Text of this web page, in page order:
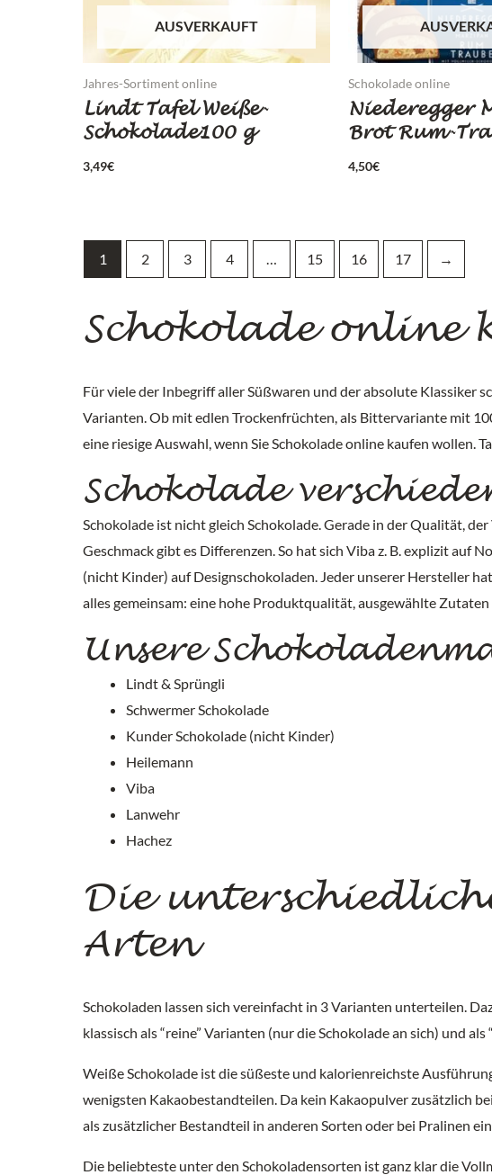
AUSVERKAUFT
Jahres-Sortiment online
Lindt Tafel Weiße-
Schokolade100 g
3,49€
Schokolade online
Niederegger
Brot Rum-
4,50€
1 2 3 4 … 15 16 17 →
Schokolade online
Für viele der Inbegriff aller Süßwaren und der absolute Klassiker
Varianten. Ob mit edlen Trockenfrüchten, als Bittervariante mit
eine riesige Auswahl, wenn Sie Schokolade online kaufen wollen.
Schokolade
Schokolade ist nicht gleich Schokolade. Gerade in der Qualität,
Geschmack gibt es Differenzen. So hat sich Viba z. B. explizit auf
(nicht Kinder) auf Designschokoladen. Jeder unserer Hersteller
alles gemeinsam: eine hohe Produktqualität, ausgewählte
Unsere
Lindt & Sprüngli
Schwermer Schokolade
Kunder Schokolade (nicht Kinder)
Heilemann
Viba
Lanwehr
Hachez
Die
Arten
Schokoladen lassen sich vereinfacht in 3 Varianten unterteilen.
klassisch als “reine” Varianten (nur die Schokolade an sich) und
Weiße Schokolade ist die süßeste und kalorienreichste
wenigsten Kakaobestandteilen. Da kein Kakaopulver zusätzlich
als zusätzlicher Bestandteil in anderen Sorten oder bei Pralinen
Die beliebteste unter den Schokoladensorten ist ganz klar die